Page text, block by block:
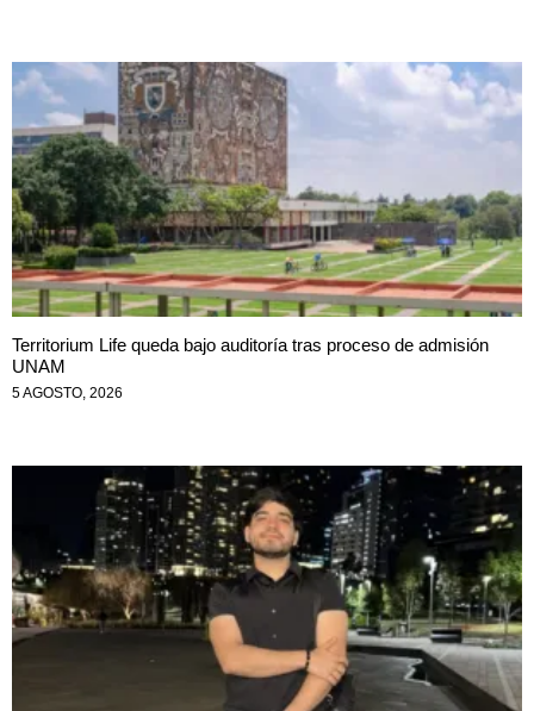
Territorium Life queda bajo auditoría tras proceso de admisión
UNAM
5 AGOSTO, 2026